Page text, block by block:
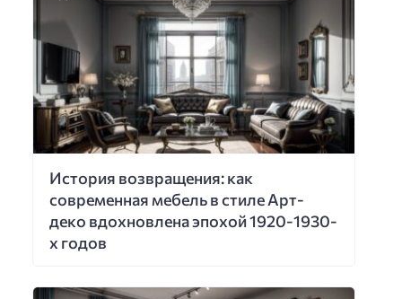
История возвращения: как
современная мебель в стиле Арт-
деко вдохновлена эпохой 1920-1930-
х годов